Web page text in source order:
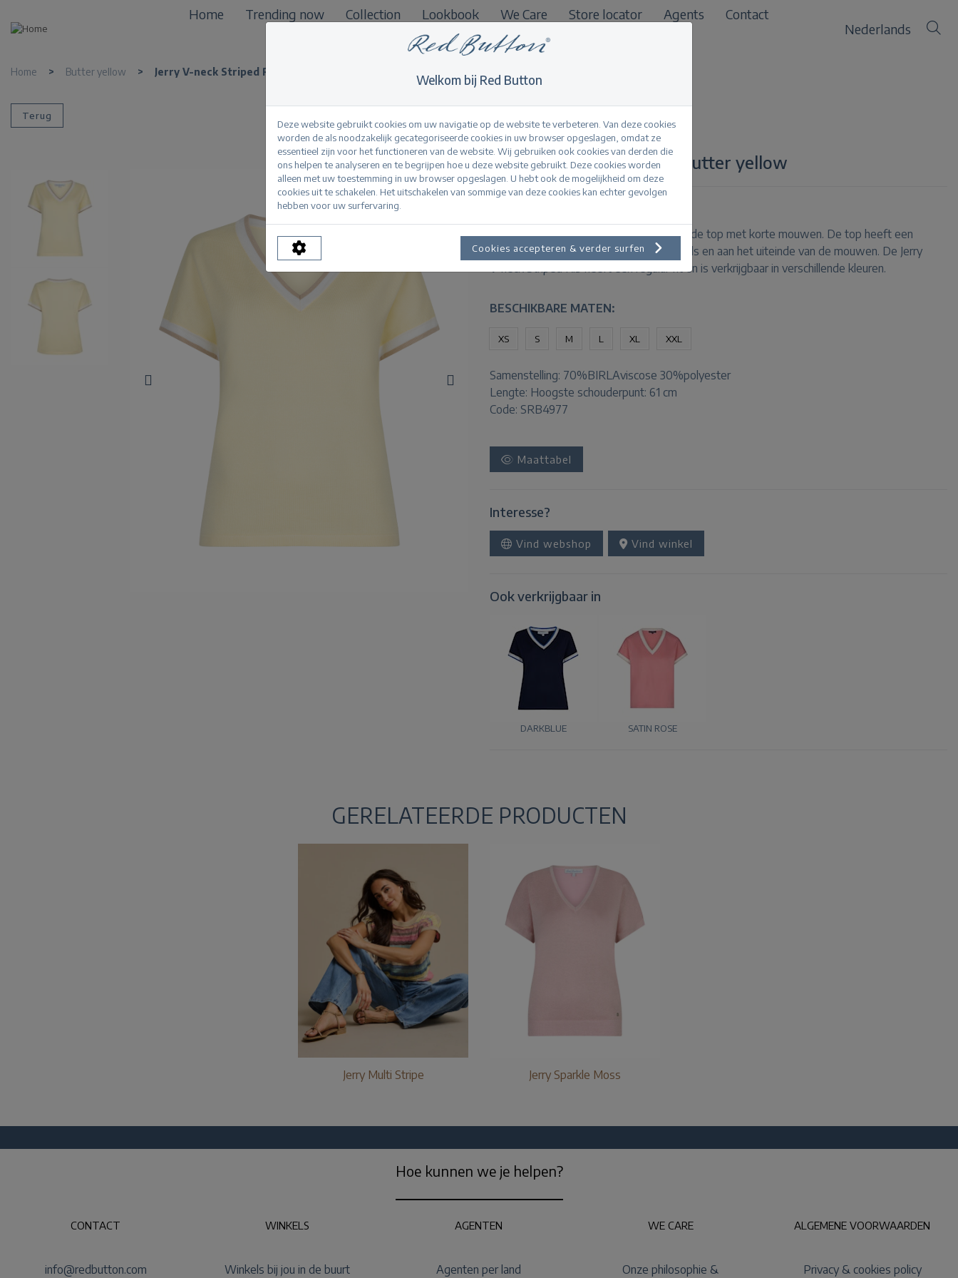
Home Trending now Collection Lookbook We Care Store locator Agents
Contact
B2B
Nederlands
Home > Butter yellow > Jerry V-neck Striped Rib
Terug
Jerry V-neck Striped Rib butter yellow
De Jerry V-neck Striped Rib is een gebreide top met korte mouwen. De top heeft een
V-hals en een gestreepte boord bij de hals en aan het uiteinde van de mouwen. De Jerry
V-neck Striped Rib heeft een regular fit en is verkrijgbaar in verschillende kleuren.
BESCHIKBARE MATEN:
XS S M L XL XXL
Samenstelling: 70%BIRLAviscose 30%polyester
Lengte: Hoogste schouderpunt: 61 cm
Code: SRB4977
Maattabel
Interesse?
Vind webshop Vind winkel
Ook verkrijgbaar in
DARKBLUE SATIN ROSE
GERELATEERDE PRODUCTEN
Jerry Multi Stripe Jerry Sparkle Moss
Welkom bij Red Button
Deze website gebruikt cookies om uw navigatie op de website te verbeteren. Van deze cookies
worden de als noodzakelijk gecategoriseerde cookies in uw browser opgeslagen, omdat ze
essentieel zijn voor het functioneren van de website. Wij gebruiken ook cookies van derden die
ons helpen te analyseren en te begrijpen hoe u deze website gebruikt. Deze cookies worden
alleen met uw toestemming in uw browser opgeslagen. U hebt ook de mogelijkheid om deze
cookies uit te schakelen. Het uitschakelen van sommige van deze cookies kan echter gevolgen
hebben voor uw surfervaring.
Cookies accepteren & verder surfen
Hoe kunnen we je helpen?
CONTACT
info@redbutton.com
WINKELS
Winkels bij jou in de buurt
AGENTEN
Agenten per land
WE CARE
Onze philosophie &
ALGEMENE VOORWAARDEN
Privacy & cookies policy